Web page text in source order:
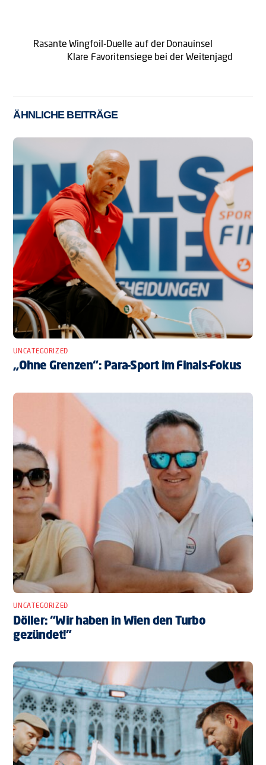
Rasante Wingfoil-Duelle auf der Donauinsel
Klare Favoritensiege bei der Weitenjagd
ÄHNLICHE BEITRÄGE
UNCATEGORIZED
„Ohne Grenzen“: Para-Sport im Finals-Fokus
UNCATEGORIZED
Döller: “Wir haben in Wien den Turbo
gezündet!”